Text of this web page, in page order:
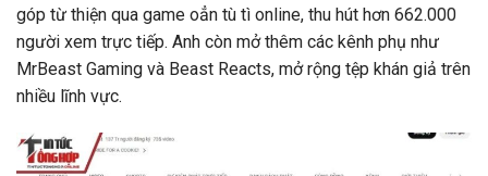
góp từ thiện qua game oẳn tù tì online, thu hút hơn 662.000
người xem trực tiếp. Anh còn mở thêm các kênh phụ như
MrBeast Gaming và Beast Reacts, mở rộng tệp khán giả trên
nhiều lĩnh vực.